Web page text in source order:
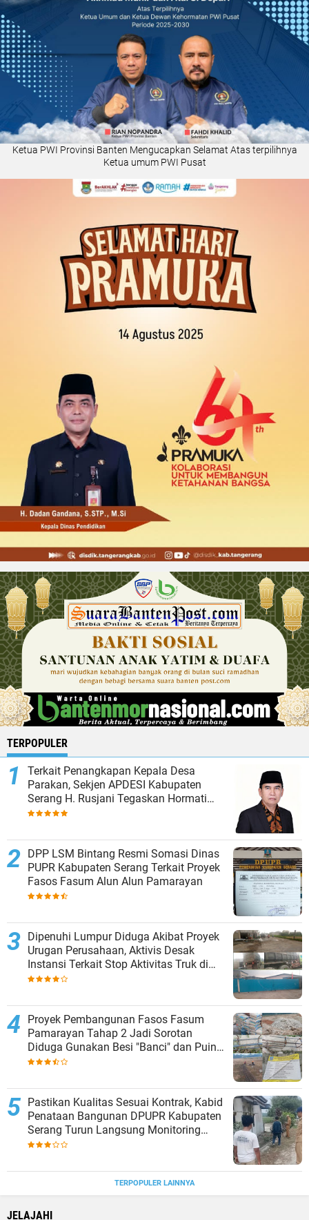
Ketua PWI Provinsi Banten Mengucapkan Selamat Atas terpilihnya
Ketua umum PWI Pusat
TERPOPULER
Terkait Penangkapan Kepala Desa
Parakan, Sekjen APDESI Kabupaten
Serang H. Rusjani Tegaskan Hormati
Proses Hukum
DPP LSM Bintang Resmi Somasi Dinas
PUPR Kabupaten Serang Terkait Proyek
Fasos Fasum Alun Alun Pamarayan
Dipenuhi Lumpur Diduga Akibat Proyek
Urugan Perusahaan, Aktivis Desak
Instansi Terkait Stop Aktivitas Truk di
Siang Hari
Proyek Pembangunan Fasos Fasum
Pamarayan Tahap 2 Jadi Sorotan
Diduga Gunakan Besi "Banci" dan Puing
Pastikan Kualitas Sesuai Kontrak, Kabid
Penataan Bangunan DPUPR Kabupaten
Serang Turun Langsung Monitoring
Proyek Fasos Fasum Alun-Alun
TERPOPULER LAINNYA
JELAJAHI